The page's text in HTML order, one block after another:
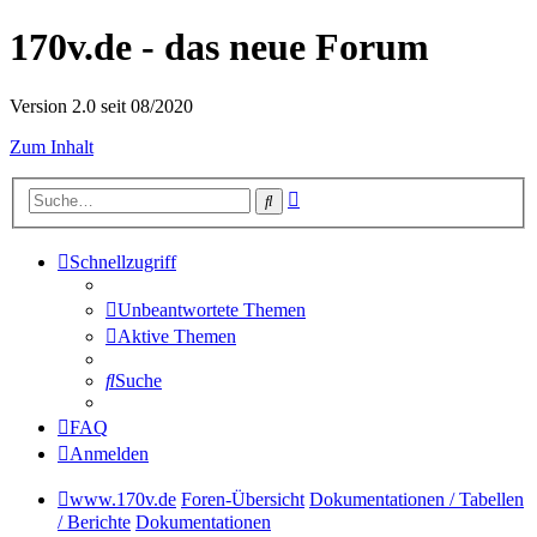
170v.de - das neue Forum
Version 2.0 seit 08/2020
Zum Inhalt
Suche
Schnellzugriff
Unbeantwortete Themen
Aktive Themen
Suche
FAQ
Anmelden
www.170v.de Foren-Übersicht Dokumentationen / Tabellen
/ Berichte Dokumentationen